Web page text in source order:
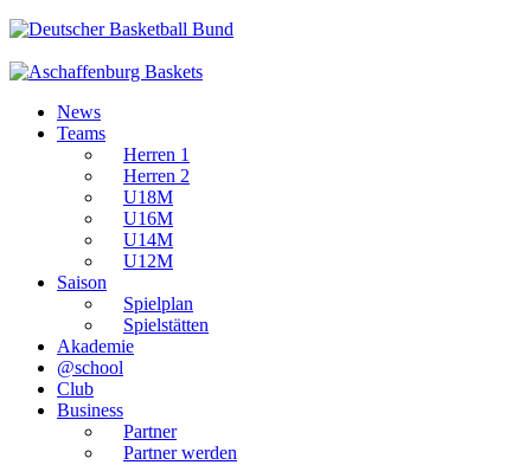
News
Teams
Herren 1
Herren 2
U18M
U16M
U14M
U12M
Saison
Spielplan
Spielstätten
Akademie
@school
Club
Business
Partner
Partner werden